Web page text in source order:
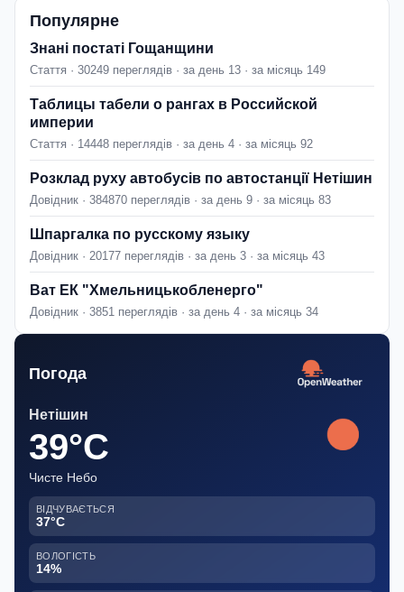
Популярне
Знані постаті Гощанщини
Стаття · 30249 переглядів · за день 13 · за місяць 149
Таблицы табели о рангах в Российской
империи
Стаття · 14448 переглядів · за день 4 · за місяць 92
Розклад руху автобусів по автостанції Нетішин
Довідник · 384870 переглядів · за день 9 · за місяць 83
Шпаргалка по русскому языку
Довідник · 20177 переглядів · за день 3 · за місяць 43
Ват ЕК "Хмельницькобленерго"
Довідник · 3851 переглядів · за день 4 · за місяць 34
Погода
Нетішин
39°C
Чисте Небо
ВІДЧУВАЄТЬСЯ
37°C
ВОЛОГІСТЬ
14%